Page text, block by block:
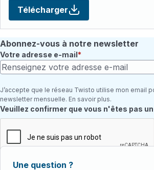
Télécharger
Abonnez-vous à notre newsletter
Votre adresse e-mail
J’accepte que le réseau Twisto utilise mon email
newsletter mensuelle. En savoir plus.
Champ requis
Veuillez confirmer que vous n'êtes pas
Une question ?